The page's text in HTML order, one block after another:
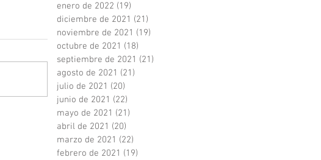
enero de 2022 (19)
diciembre de 2021 (21)
noviembre de 2021 (19)
octubre de 2021 (18)
septiembre de 2021 (21)
agosto de 2021 (21)
julio de 2021 (20)
junio de 2021 (22)
mayo de 2021 (21)
abril de 2021 (20)
marzo de 2021 (22)
febrero de 2021 (19)